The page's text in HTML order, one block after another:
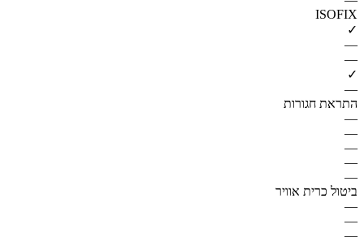
ISOFIX
✓
—
—
✓
—
התראת חגורות
—
—
—
—
—
ביטול כרית אוויר
—
—
—